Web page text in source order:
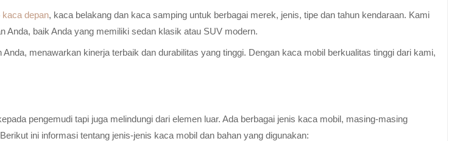
kaca depan, kaca belakang dan kaca samping untuk berbagai merek, jenis, tipe dan tahun kendaraan. Kami
baik Anda yang memiliki sedan klasik atau SUV modern.
menawarkan kinerja terbaik dan durabilitas yang tinggi. Dengan kaca mobil berkualitas tinggi dari kami,
pengemudi tapi juga melindungi dari elemen luar. Ada berbagai jenis kaca mobil, masing-masing
ini informasi tentang jenis-jenis kaca mobil dan bahan yang digunakan: